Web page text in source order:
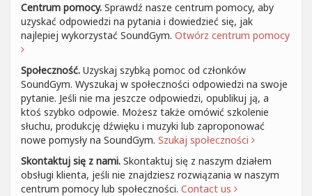
Centrum pomocy. Sprawdź nasze centrum pomocy, aby
uzyskać odpowiedzi na pytania i dowiedzieć się, jak
najlepiej wykorzystać SoundGym. Otwórz centrum pomocy
Społeczność. Uzyskaj szybką pomoc od członków
SoundGym. Wyszukaj w społeczności odpowiedzi na swoje
pytanie. Jeśli nie ma jeszcze odpowiedzi, opublikuj ją, a
ktoś szybko odpowie. Możesz także omówić szkolenie
słuchu, produkcję dźwięku i muzyki lub zaproponować
nowe pomysły na SoundGym. Szukaj społeczności
Skontaktuj się z nami. Skontaktuj się z naszym działem
obsługi klienta, jeśli nie znajdziesz rozwiązania w naszym
centrum pomocy lub społeczności. Contact us